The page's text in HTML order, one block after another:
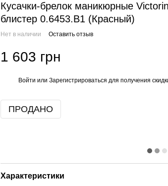
Кусачки-брелок маникюрные
блистер 0.6453.B1 (Красный)
Нет в наличии Оставить отзыв
1 603 грн
Войти или Зарегистрироваться для получения
ПРОДАНО
Характеристики